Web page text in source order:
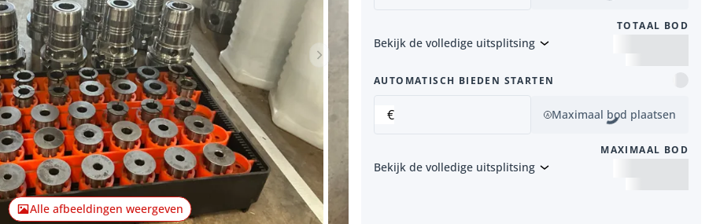
Volgend item
Alle afbeeldingen weergeven
TOTAAL BOD
Bekijk de volledige uitsplitsing
AUTOMATISCH BIEDEN STARTEN
€ Maximaal bod plaatsen
MAXIMAAL BOD
Bekijk de volledige uitsplitsing